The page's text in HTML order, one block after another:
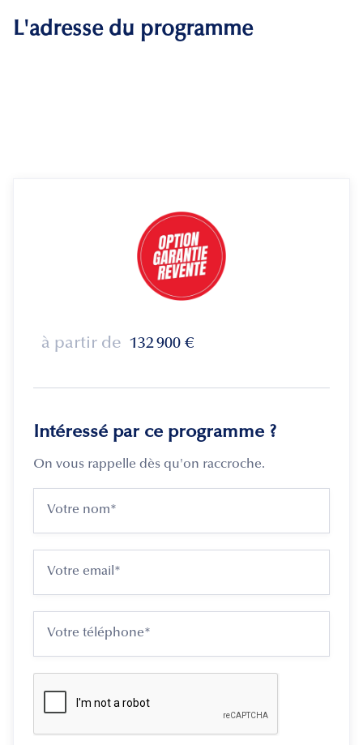
L'adresse du programme
à partir de 132 900 €
Intéressé par ce programme ?
On vous rappelle dès qu'on raccroche.